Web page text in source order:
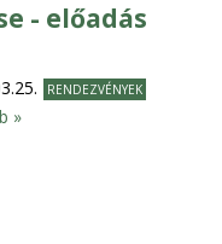
- előadás
RENDEZVÉNYEK
»